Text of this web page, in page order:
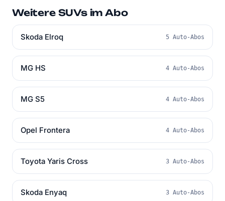
Weitere SUVs im Abo
Skoda Elroq 5 Auto-Abos
MG HS 4 Auto-Abos
MG S5 4 Auto-Abos
Opel Frontera 4 Auto-Abos
Toyota Yaris Cross 3 Auto-Abos
Skoda Enyaq 3 Auto-Abos